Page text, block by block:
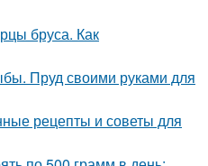
бруса. Как
Пруд своими руками для
рецепты и советы для